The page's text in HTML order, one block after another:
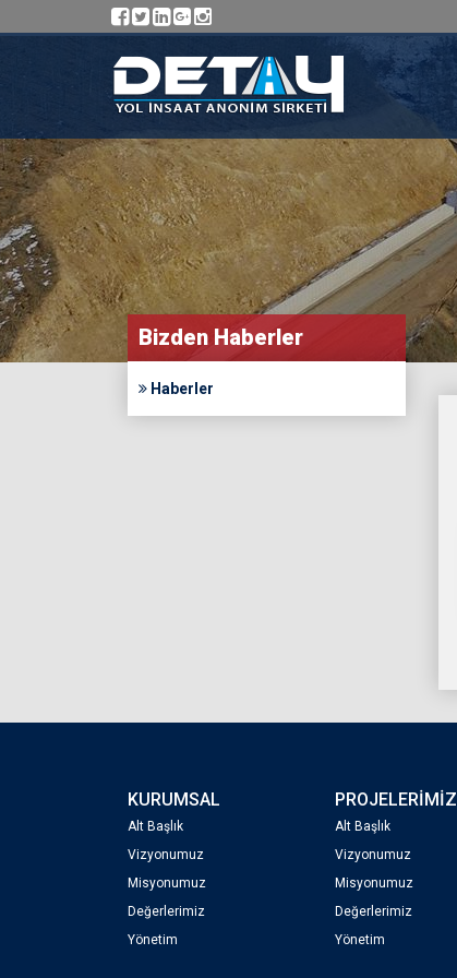
Bizden Haberler
Haberler
KURUMSAL
Alt Başlık
Vizyonumuz
Misyonumuz
Değerlerimiz
Yönetim
PROJELERİMİZ
Alt Başlık
Vizyonumuz
Misyonumuz
Değerlerimiz
Yönetim